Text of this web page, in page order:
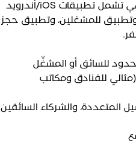
خدمة نقل سلسة من المطار. وهي تشمل تطبيقات iOS/أندرويد
وتطبيق للمشغلين، وتطبيق حجز
للسائق أو المشغِّل
للفنادق ومكاتب
المتعددة، والشركاء السائقين